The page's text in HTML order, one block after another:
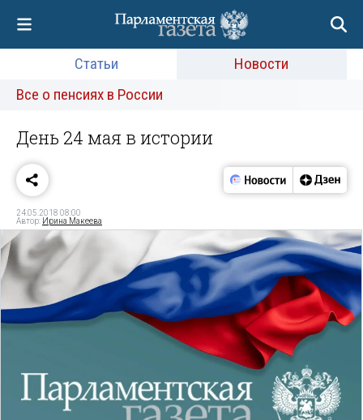
Статьи
Новости
Все о пенсиях в России
День 24 мая в истории
24.05.2018 08:00
Автор: Ирина Макеева